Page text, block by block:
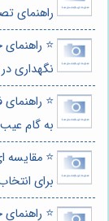
راهنمای
⭐️
نگهداری
⭐️
به گام
⭐️ مقایسه
برای
⭐️